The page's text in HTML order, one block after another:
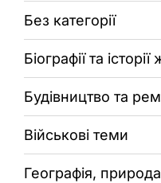
Без категорії
Біографії та історії
Будівництво та
Військові теми
Географія, природа